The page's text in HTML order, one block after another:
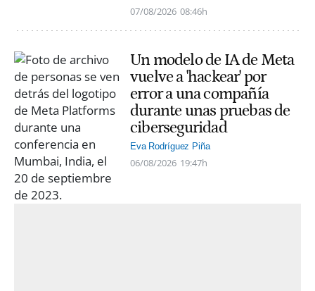
07/08/2026 08:46h
Un modelo de IA de Meta
vuelve a 'hackear' por
error a una compañía
durante unas pruebas de
ciberseguridad
Eva Rodríguez Piña
06/08/2026 19:47h